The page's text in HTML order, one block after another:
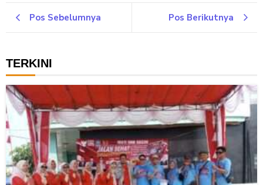
Pos Sebelumnya Pos Berikutnya
TERKINI